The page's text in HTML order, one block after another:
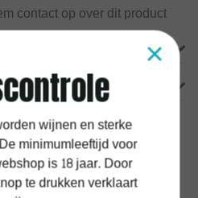
contact op over dit product
×
wijnen en sterke
minimumleeftijd voor
is 18 jaar. Door
te drukken verklaart